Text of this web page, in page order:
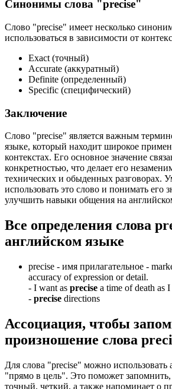
Синонимы слова "precise"
Слово "precise" имеет несколько
использоваться в зависимости от
Exact (точный)
Accurate (аккуратный)
Definite (определенный)
Specific (специфический)
Заключение
Слово "precise" является важным
языке, который находит широкое
контекстах. Его основное значение
конкретностью, что делает его
технических и обыденных разговорах.
использовать это слово и понимать его
улучшить навыки общения на
Все определения слова
английском языке
precise - имя прилагательное -
accuracy of expression or detail.
- I want as precise a time of death as
- precise directions
Ассоциация, чтобы
произношение слова
Для слова "precise" можно использовать
"прямо в цель". Это поможет запомнить,
точный, четкий, а также напоминает о